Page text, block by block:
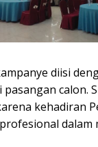
diisi
calon.
kehadiran
dalam